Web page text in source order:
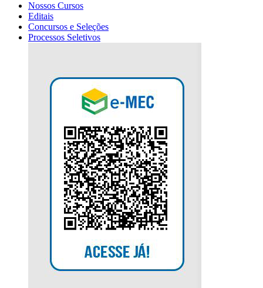
Nossos Cursos
Editais
Concursos e Seleções
Processos Seletivos